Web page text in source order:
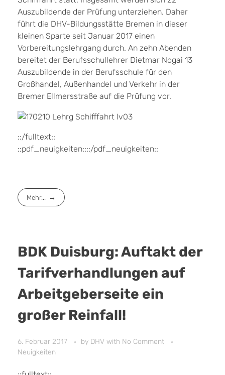
Auszubildende der Prüfung unterziehen. Daher
führt die DHV-Bildungsstätte Bremen in dieser
kleinen Sparte seit Januar 2017 einen
Vorbereitungslehrgang durch. An zehn Abenden
bereitet der Berufsschullehrer Dietmar Nogai 13
Auszubildende in der Berufsschule für den
Großhandel, Außenhandel und Verkehr in der
Bremer Ellmersstraße auf die Prüfung vor.
::/fulltext::
::pdf_neuigkeiten::::/pdf_neuigkeiten::
Mehr...
BDK Duisburg: Auftakt der
Tarifverhandlungen auf
Arbeitgeberseite ein
großer Reinfall!
6. Februar 2017 by DHV with No Comment
Neuigkeiten